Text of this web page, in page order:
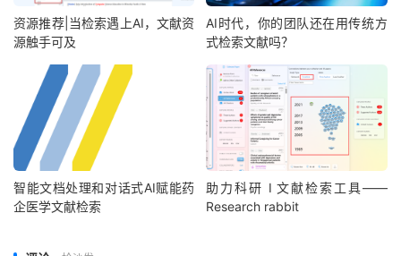
资源推荐|当检索遇上AI，文献资
源触手可及
AI时代，你的团队还在用传统方
式检索文献吗？
智能文档处理和对话式AI赋能药
企医学文献检索
助力科研 I 文献检索工具——
Research rabbit